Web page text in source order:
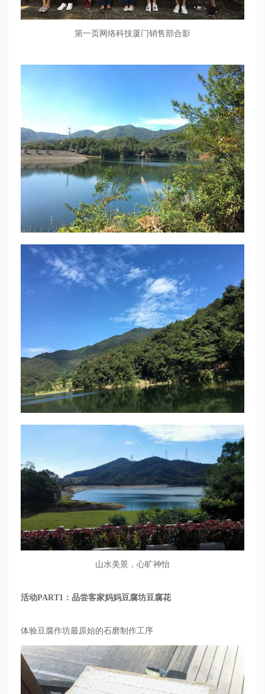
第一页网络科技厦门销售部合影
山水美景，心旷神怡
活动PART1 ：品尝客家妈妈豆腐坊豆腐花
体验豆腐作坊最原始的石磨制作工序